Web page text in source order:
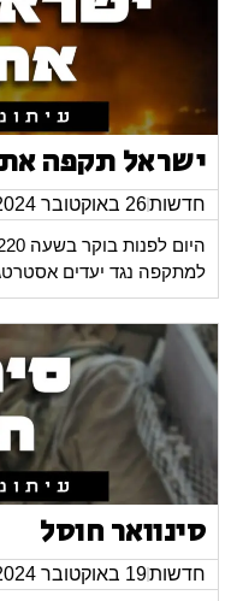
ישראל תקפה את
חדשות26 באוקטובר 2024
למתקפה נגד יעדים
סינוואר חוסל
חדשות19 באוקטובר 2024